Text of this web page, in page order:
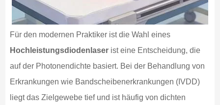
Für den modernen Praktiker ist die Wahl eines
Hochleistungsdiodenlaserist eine Entscheidung, die
auf der Photonendichte basiert. Bei der Behandlung von
Erkrankungen wie Bandscheibenerkrankungen (IVDD)
liegt das Zielgewebe tief und ist häufig von dichten